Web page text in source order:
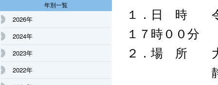
１．日 時 令
１７時００分
２．場 所
静岡市清
年別一覧
2026年
2024年
2023年
2022年